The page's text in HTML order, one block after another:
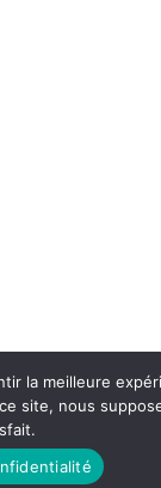
la meilleure
site, nous